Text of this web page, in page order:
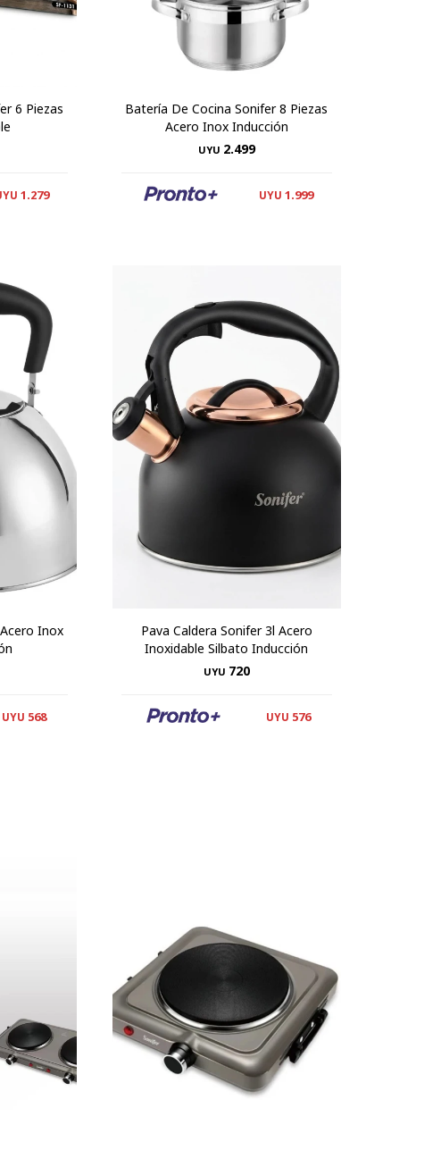
6 Piezas
1.279
Batería De Cocina Sonifer 8 Piezas
Acero Inox Inducción
UYU 2.499
UYU 1.999
Inox
UYU 568
Pava Caldera Sonifer 3l Acero
Inoxidable Silbato Inducción
UYU 720
UYU 576